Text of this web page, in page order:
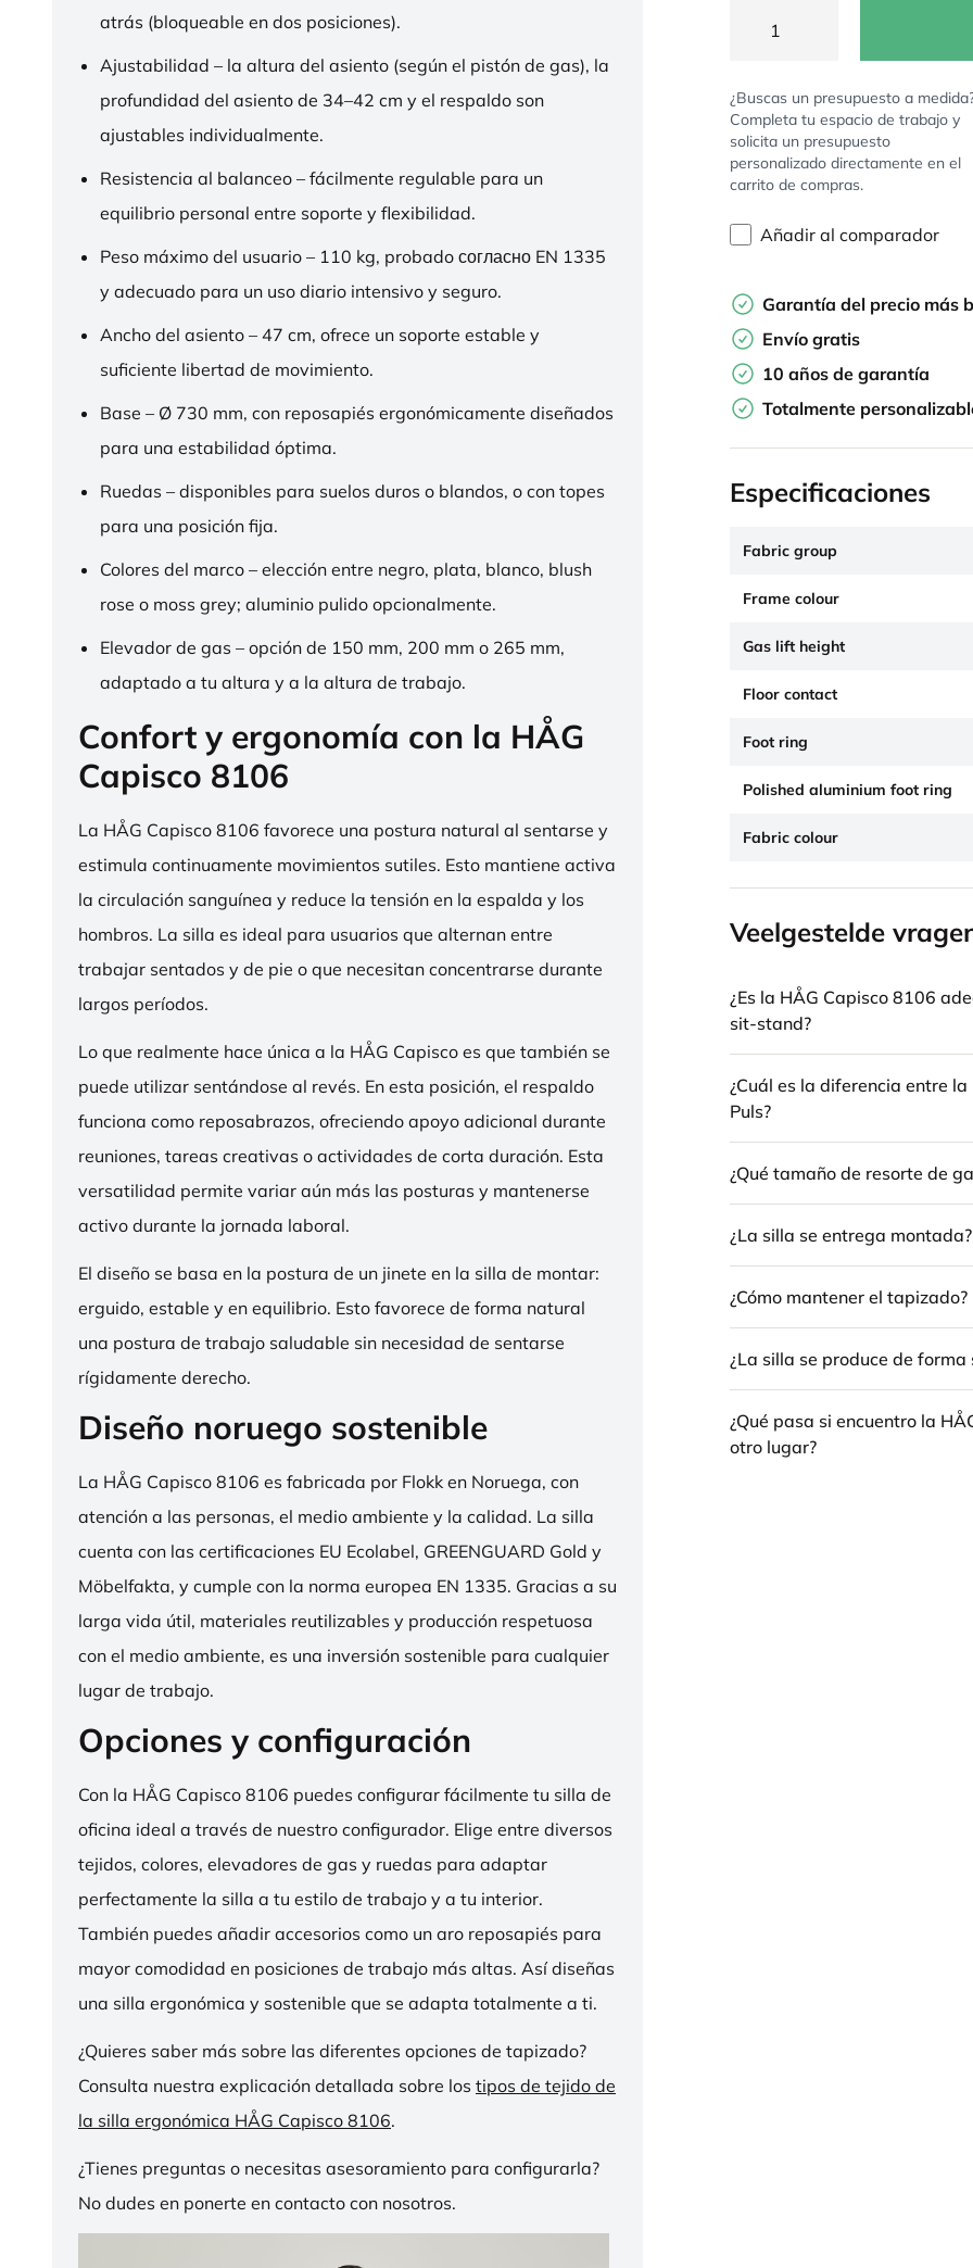
atrás (bloqueable en dos posiciones).
Ajustabilidad – la altura del asiento (según el pistón de gas), la
profundidad del asiento de 34–42 cm y el respaldo son
ajustables individualmente.
Resistencia al balanceo – fácilmente regulable para un
equilibrio personal entre soporte y flexibilidad.
Peso máximo del usuario – 110 kg, probado согласно EN 1335
y adecuado para un uso diario intensivo y seguro.
Ancho del asiento – 47 cm, ofrece un soporte estable y
suficiente libertad de movimiento.
Base – Ø 730 mm, con reposapiés ergonómicamente diseñados
para una estabilidad óptima.
Ruedas – disponibles para suelos duros o blandos, o con topes
para una posición fija.
Colores del marco – elección entre negro, plata, blanco, blush
rose o moss grey; aluminio pulido opcionalmente.
Elevador de gas – opción de 150 mm, 200 mm o 265 mm,
adaptado a tu altura y a la altura de trabajo.
Confort y ergonomía con la HÅG
Capisco 8106
La HÅG Capisco 8106 favorece una postura natural al sentarse y
estimula continuamente movimientos sutiles. Esto mantiene activa
la circulación sanguínea y reduce la tensión en la espalda y los
hombros. La silla es ideal para usuarios que alternan entre
trabajar sentados y de pie o que necesitan concentrarse durante
largos períodos.
Lo que realmente hace única a la HÅG Capisco es que también se
puede utilizar sentándose al revés. En esta posición, el respaldo
funciona como reposabrazos, ofreciendo apoyo adicional durante
reuniones, tareas creativas o actividades de corta duración. Esta
versatilidad permite variar aún más las posturas y mantenerse
activo durante la jornada laboral.
El diseño se basa en la postura de un jinete en la silla de montar:
erguido, estable y en equilibrio. Esto favorece de forma natural
una postura de trabajo saludable sin necesidad de sentarse
rígidamente derecho.
Diseño noruego sostenible
La HÅG Capisco 8106 es fabricada por Flokk en Noruega, con
atención a las personas, el medio ambiente y la calidad. La silla
cuenta con las certificaciones EU Ecolabel, GREENGUARD Gold y
Möbelfakta, y cumple con la norma europea EN 1335. Gracias a su
larga vida útil, materiales reutilizables y producción respetuosa
con el medio ambiente, es una inversión sostenible para cualquier
lugar de trabajo.
Opciones y configuración
Con la HÅG Capisco 8106 puedes configurar fácilmente tu silla de
oficina ideal a través de nuestro configurador. Elige entre diversos
tejidos, colores, elevadores de gas y ruedas para adaptar
perfectamente la silla a tu estilo de trabajo y a tu interior.
También puedes añadir accesorios como un aro reposapiés para
mayor comodidad en posiciones de trabajo más altas. Así diseñas
una silla ergonómica y sostenible que se adapta totalmente a ti.
¿Quieres saber más sobre las diferentes opciones de tapizado?
Consulta nuestra explicación detallada sobre los tipos de tejido de
la silla ergonómica HÅG Capisco 8106.
¿Tienes preguntas o necesitas asesoramiento para configurarla?
No dudes en ponerte en contacto con nosotros.
¿Buscas un presupuesto a
Completa tu espacio de trabajo y
solicita un presupuesto
personalizado directamente en el
carrito de compras.
Añadir al comparador
Garantía del precio más
Envío gratis
10 años de garantía
Totalmente
Especificaciones
Fabric group
Frame colour
Gas lift height
Floor contact
Foot ring
Polished aluminium foot ring
Fabric colour
Veelgestelde
¿Es la HÅG Capisco 8106
sit-stand?
¿Cuál es la diferencia entre
Puls?
¿Qué tamaño de resorte de
¿La silla se entrega montada?
¿Cómo mantener el tapizado?
¿La silla se produce de forma
¿Qué pasa si encuentro la
otro lugar?